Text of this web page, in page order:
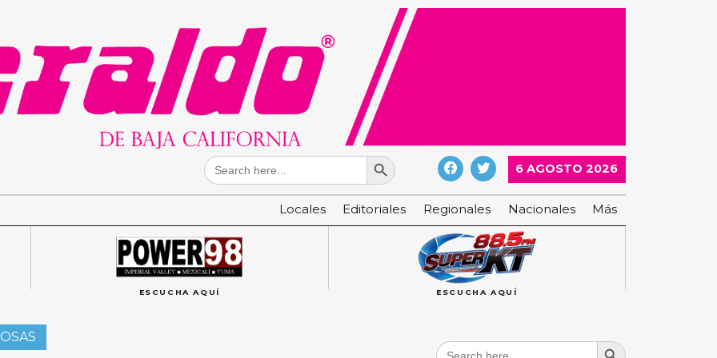
Search
for:
Search Button
6 AGOSTO 2026
Locales Editoriales Regionales Nacionales Más
ESCUCHA AQUÍ ESCUCHA AQUÍ
Search
Search Button